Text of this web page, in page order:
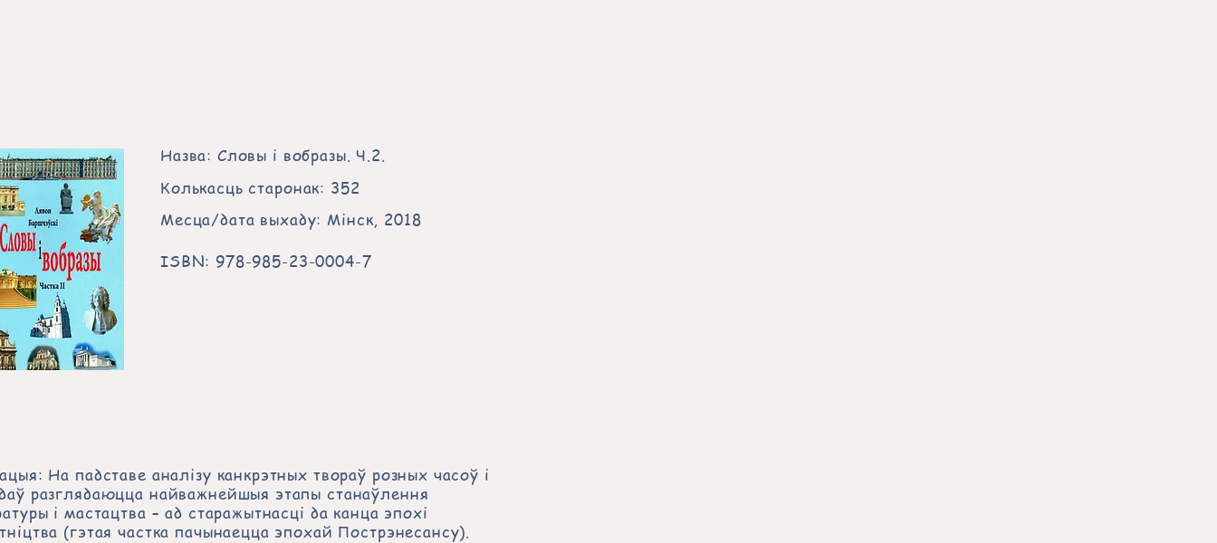
Назва: Словы і вобразы. Ч.2.
Колькасць старонак: 352
Месца/дата выхаду: Мінск, 2018
ISBN: 978-985-23-0004-7
На падставе аналізу канкрэтных твораў розных часоў і
разглядаюцца найважнейшыя этапы станаўлення
і мастацтва – ад старажытнасці да канца эпохі
(гэтая частка пачынаецца эпохай Пострэнесансу).